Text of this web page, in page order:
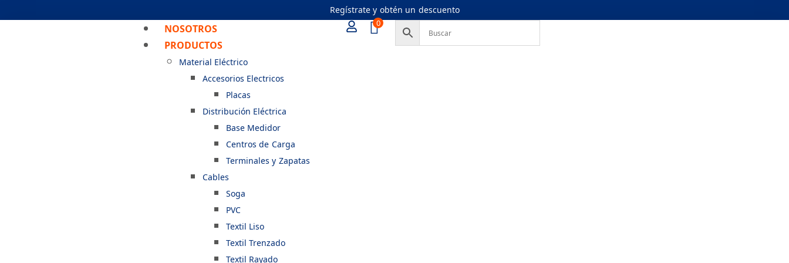
Regístrate y obtén un descuento
NOSOTROS
PRODUCTOS
Material Eléctrico
Accesorios Electricos
Placas
Distribución Eléctrica
Base Medidor
Centros de Carga
Terminales y Zapatas
Cables
Soga
PVC
Textil Liso
Textil Trenzado
Textil Rayado
0